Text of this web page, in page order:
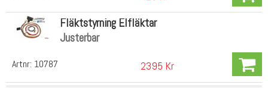
Artnr: 10787
Fläktstyrning Elfläktar
Justerbar
2395 Kr